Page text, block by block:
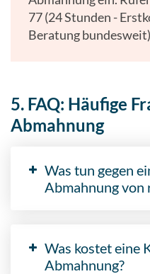
77 (24 Stunden -
Beratung
5. FAQ: Häufige
Abmahnung
Was tun gegen
Abmahnung von
Was kostet eine
Abmahnung?